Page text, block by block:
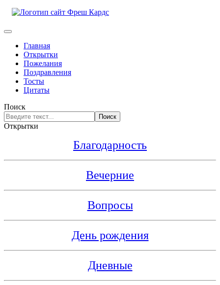
Главная
Открытки
Пожелания
Поздравления
Тосты
Цитаты
Поиск
Поиск
Открытки
Благодарность
Вечерние
Вопросы
День рождения
Дневные